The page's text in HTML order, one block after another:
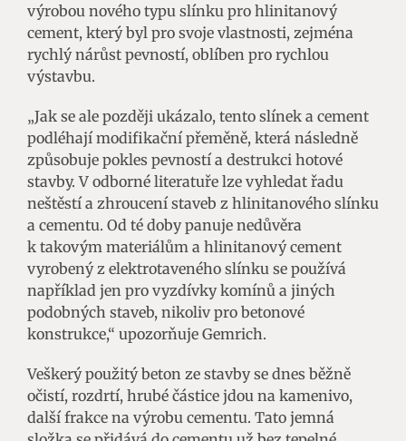
výrobou nového typu slínku pro hlinitanový
cement, který byl pro svoje vlastnosti, zejména
rychlý nárůst pevností, oblíben pro rychlou
výstavbu.
„Jak se ale později ukázalo, tento slínek a cement
podléhají modifikační přeměně, která následně
způsobuje pokles pevností a destrukci hotové
stavby. V odborné literatuře lze vyhledat řadu
neštěstí a zhroucení staveb z hlinitanového slínku
a cementu. Od té doby panuje nedůvěra
k takovým materiálům a hlinitanový cement
vyrobený z elektrotaveného slínku se používá
například jen pro vyzdívky komínů a jiných
podobných staveb, nikoliv pro betonové
konstrukce,“ upozorňuje Gemrich.
Veškerý použitý beton ze stavby se dnes běžně
očistí, rozdrtí, hrubé částice jdou na kamenivo,
další frakce na výrobu cementu. Tato jemná